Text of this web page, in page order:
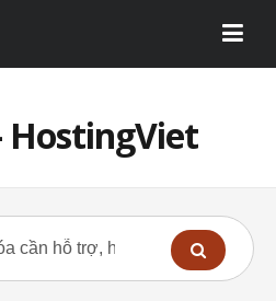
HostingViet